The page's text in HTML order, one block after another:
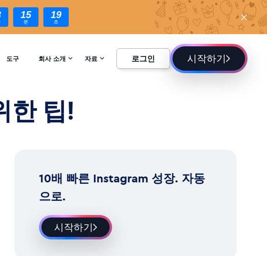
15
분
17
초
도구 회사 소개
리뷰
자료
블로그
로그인 시작하기
한 팁!
10배 빠른 Instagram 성장. 자동
으로.
시작하기